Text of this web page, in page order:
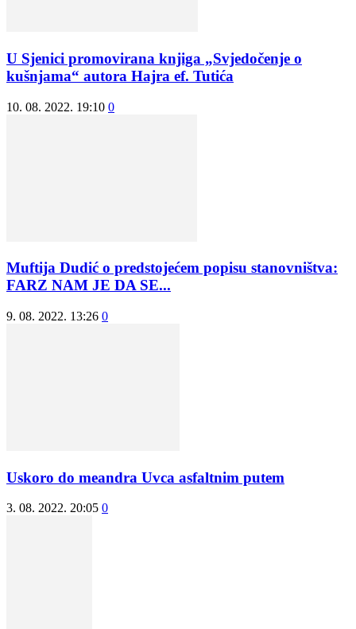
U Sjenici promovirana knjiga „Svjedočenje o
kušnjama“ autora Hajra ef. Tutića
10. 08. 2022. 19:10 0
Muftija Dudić o predstojećem popisu stanovništva:
FARZ NAM JE DA SE...
9. 08. 2022. 13:26 0
Uskoro do meandra Uvca asfaltnim putem
3. 08. 2022. 20:05 0